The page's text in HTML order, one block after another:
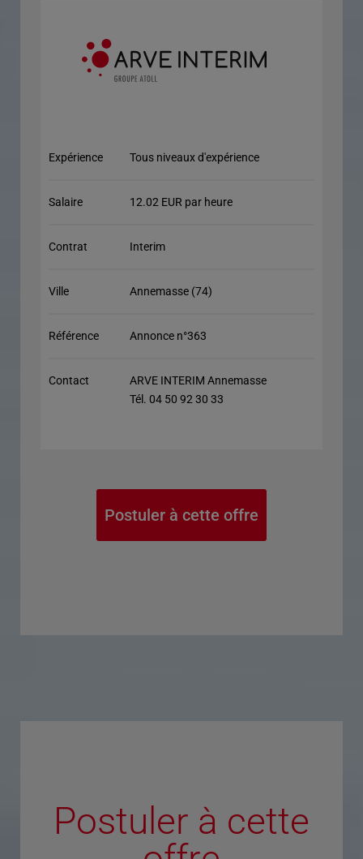
Expérience Tous niveaux d'expérience
Salaire 12.02 EUR par heure
Contrat Interim
Ville Annemasse (74)
Référence Annonce n°363
Contact
ARVE INTERIM Annemasse
Tél. 04 50 92 30 33
Postuler à cette offre
Postuler à cette